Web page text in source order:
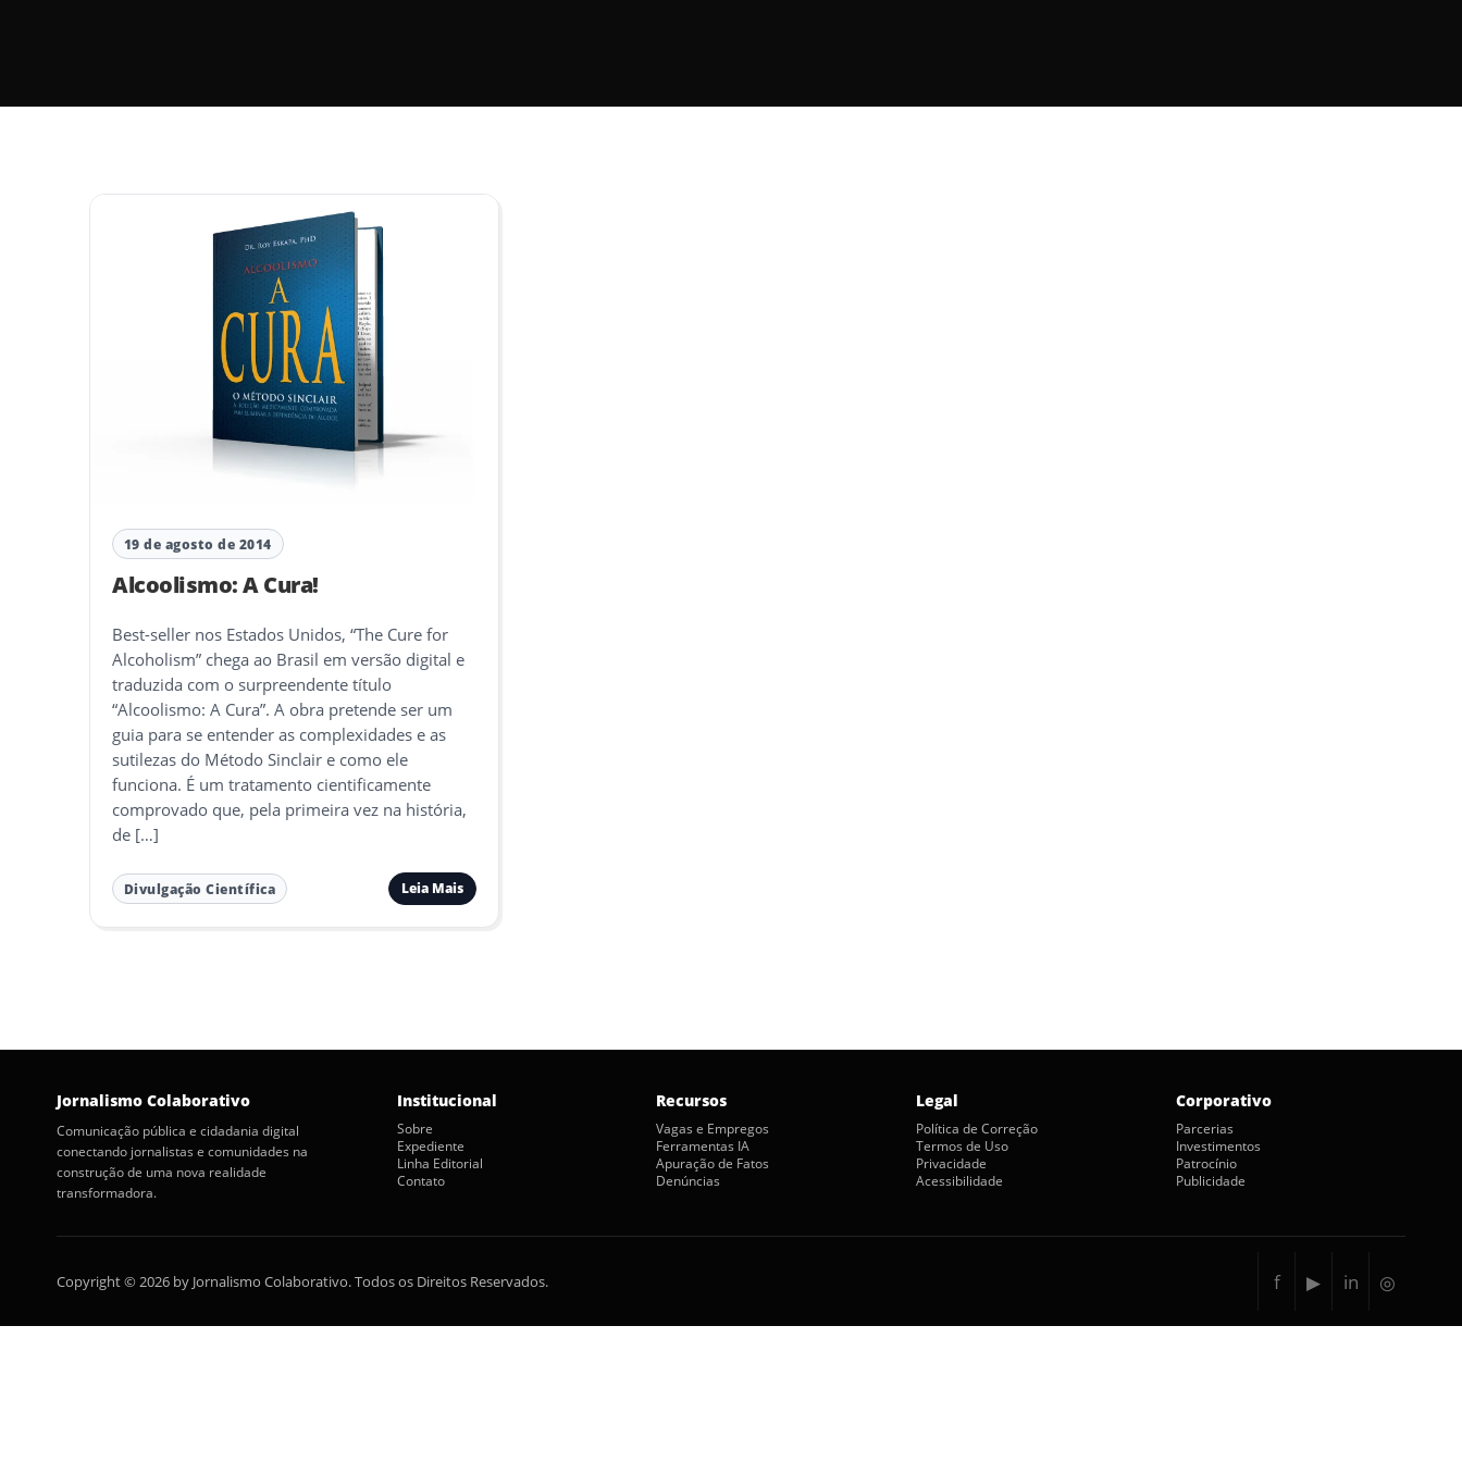
19 de agosto de 2014
Alcoolismo: A Cura!
Best-seller nos Estados Unidos, “The Cure for
Alcoholism” chega ao Brasil em versão digital e
traduzida com o surpreendente título
“Alcoolismo: A Cura”. A obra pretende ser um
guia para se entender as complexidades e as
sutilezas do Método Sinclair e como ele
funciona. É um tratamento cientificamente
comprovado que, pela primeira vez na história,
de […]
Divulgação Científica Leia Mais
Jornalismo Colaborativo
Comunicação pública e cidadania digital
conectando jornalistas e comunidades na
construção de uma nova realidade
transformadora.
Institucional
Sobre
Expediente
Linha Editorial
Contato
Recursos
Vagas e Empregos
Ferramentas IA
Apuração de Fatos
Denúncias
Legal
Política de Correção
Termos de Uso
Privacidade
Acessibilidade
Corporativo
Parcerias
Investimentos
Patrocínio
Publicidade
Copyright © 2026 by Jornalismo Colaborativo. Todos os Direitos Reservados. f ▶ in ◎